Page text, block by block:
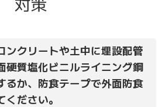
ンクリートや土中に埋設配管
硬質塩化ビニルライニング鋼
るか、防食テープで外面防食
ださい。